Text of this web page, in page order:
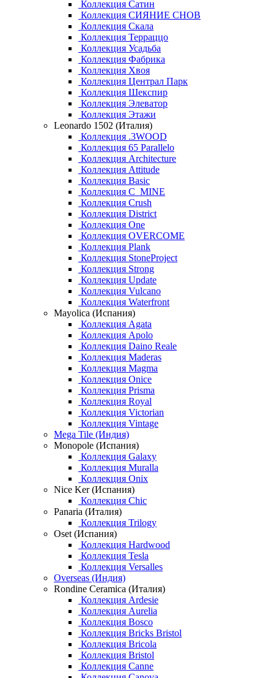
Коллекция Сатин
Коллекция СИЯНИЕ СНОВ
Коллекция Скала
Коллекция Терраццо
Коллекция Усадьба
Коллекция Фабрика
Коллекция Хвоя
Коллекция Централ Парк
Коллекция Шекспир
Коллекция Элеватор
Коллекция Этажи
Leonardo 1502 (Италия)
Коллекция .3WOOD
Коллекция 65 Parallelo
Коллекция Architecture
Коллекция Attitude
Коллекция Basic
Коллекция C_MINE
Коллекция Crush
Коллекция District
Коллекция One
Коллекция OVERCOME
Коллекция Plank
Коллекция StoneProject
Коллекция Strong
Коллекция Update
Коллекция Vulcano
Коллекция Waterfront
Mayolica (Испания)
Коллекция Agata
Коллекция Apolo
Коллекция Daino Reale
Коллекция Maderas
Коллекция Magma
Коллекция Onice
Коллекция Prisma
Коллекция Royal
Коллекция Victorian
Коллекция Vintage
Mega Tile (Индия)
Monopole (Испания)
Коллекция Galaxy
Коллекция Muralla
Коллекция Onix
Nice Ker (Испания)
Коллекция Chic
Panaria (Италия)
Коллекция Trilogy
Oset (Испания)
Коллекция Hardwood
Коллекция Tesla
Коллекция Versalles
Overseas (Индия)
Rondine Ceramica (Италия)
Коллекция Ardesie
Коллекция Aurelia
Коллекция Bosco
Коллекция Bricks Bristol
Коллекция Bricola
Коллекция Bristol
Коллекция Canne